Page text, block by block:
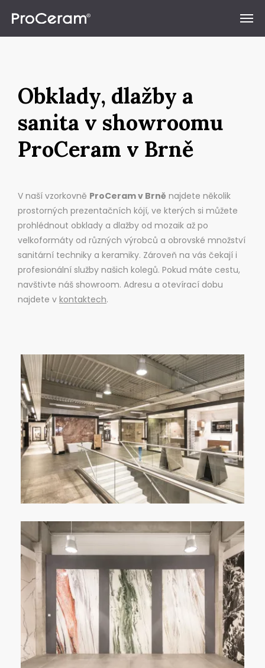
Obklady, dlažby a
sanita v showroomu
ProCeram v Brně
V naší vzorkovně ProCeram v Brně najdete několik
prostorných prezentačních kójí, ve kterých si můžete
prohlédnout obklady a dlažby od mozaik až po
velkoformáty od různých výrobců a obrovské množství
sanitární techniky a keramiky. Zároveň na vás čekají i
profesionální služby našich kolegů. Pokud máte cestu,
navštivte náš showroom. Adresu a otevírací dobu
najdete v kontaktech.